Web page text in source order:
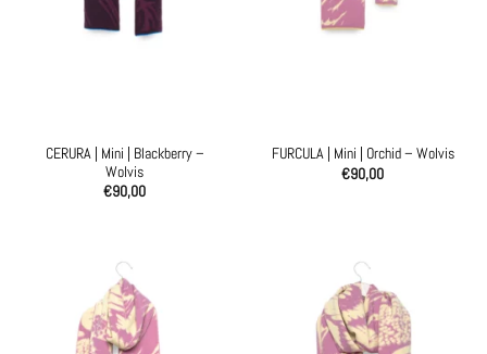
CERURA | Mini | Blackberry –
Wolvis
€90,00
FURCULA | Mini | Orchid – Wolvis
€90,00